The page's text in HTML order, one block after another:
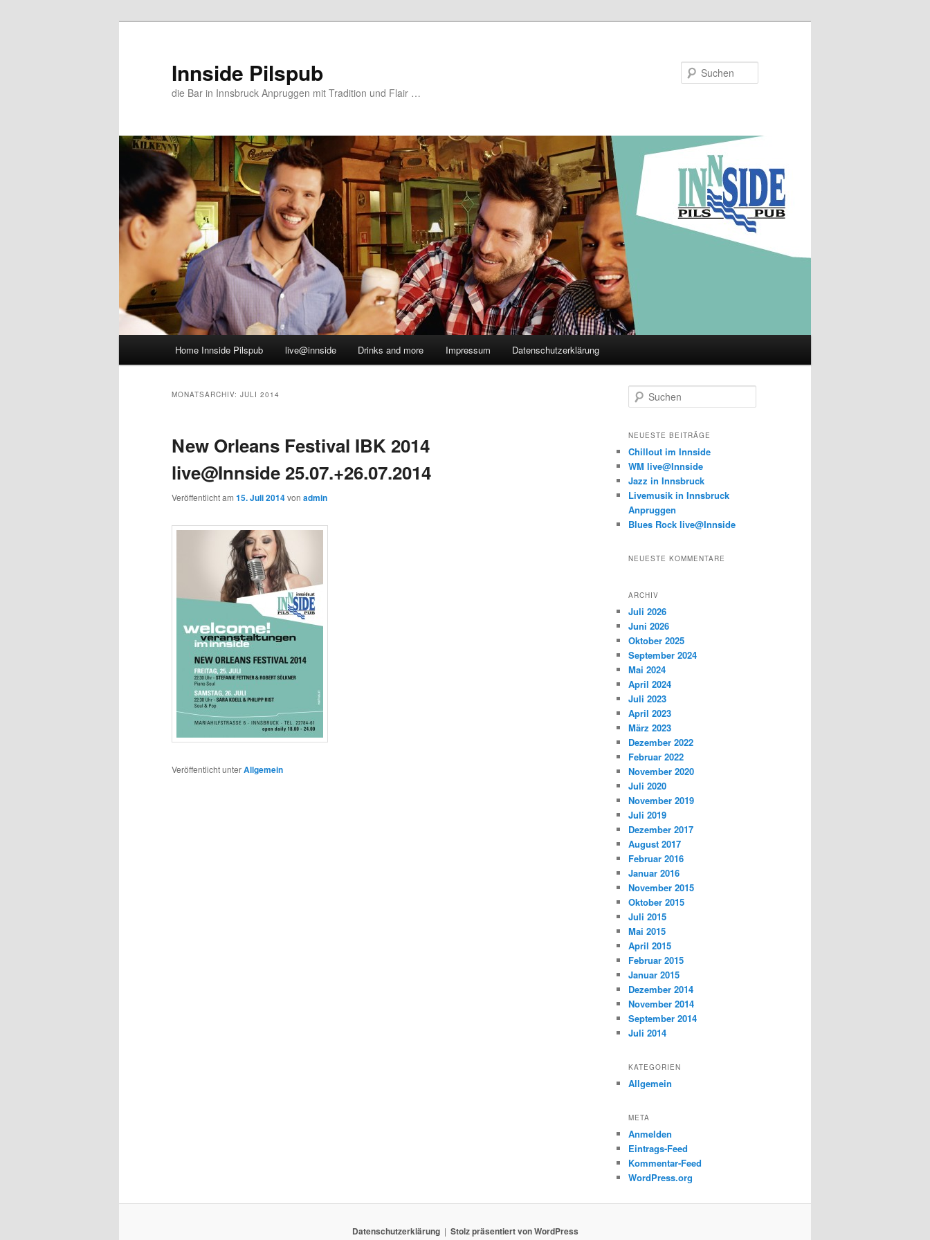
Innside Pilspub
die Bar in Innsbruck Anpruggen mit Tradition und Flair …
Home Innside Pilspub live@innside Drinks and more Impressum Datenschutzerklärung
MONATSARCHIV: JULI 2014
New Orleans Festival IBK 2014
live@Innside 25.07.+26.07.2014
Veröffentlicht am 15. Juli 2014von admin
Veröffentlicht unterAllgemein
u
h
n
NEUESTE BEITRÄGE
Chillout im Innside
WM live@Innside
Jazz in Innsbruck
Livemusik in Innsbruck
Anpruggen
Blues Rock live@Innside
NEUESTE KOMMENTARE
ARCHIV
Juli 2026
Juni 2026
Oktober 2025
September 2024
Mai 2024
April 2024
Juli 2023
April 2023
März 2023
Dezember 2022
Februar 2022
November 2020
Juli 2020
November 2019
Juli 2019
Dezember 2017
August 2017
Februar 2016
Januar 2016
November 2015
Oktober 2015
Juli 2015
Mai 2015
April 2015
Februar 2015
Januar 2015
Dezember 2014
November 2014
September 2014
Juli 2014
KATEGORIEN
Allgemein
META
Anmelden
Eintrags-Feed
Kommentar-Feed
WordPress.org
Datenschutzerklärung Stolz präsentiert von WordPress